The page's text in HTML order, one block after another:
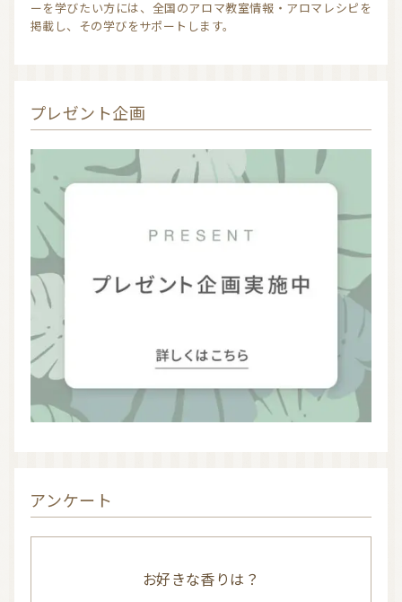
ーを学びたい方には、全国のアロマ教室情報・アロマレシピを
掲載し、その学びをサポートします。
プレゼント企画
アンケート
お好きな香りは？